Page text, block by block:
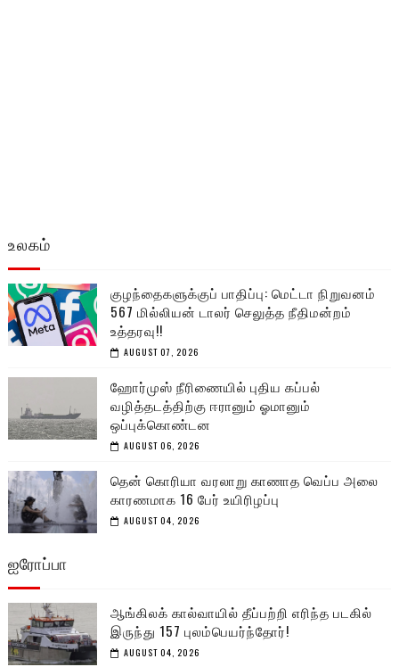
உலகம்
குழந்தைகளுக்குப் பாதிப்பு: மெட்டா நிறுவனம்
567 மில்லியன் டாலர் செலுத்த நீதிமன்றம்
உத்தரவு!!
AUGUST 07, 2026
ஹோர்முஸ் நீரிணையில் புதிய கப்பல்
வழித்தடத்திற்கு ஈரானும் ஓமானும்
ஒப்புக்கொண்டன
AUGUST 06, 2026
தென் கொரியா வரலாறு காணாத வெப்ப அலை
காரணமாக 16 பேர் உயிரிழப்பு
AUGUST 04, 2026
ஐரோப்பா
ஆங்கிலக் கால்வாயில் தீப்பற்றி எரிந்த படகில்
இருந்து 157 புலம்பெயர்ந்தோர்!
AUGUST 04, 2026